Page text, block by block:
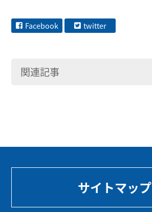
Facebook twitter
関連記事
サイトマップ